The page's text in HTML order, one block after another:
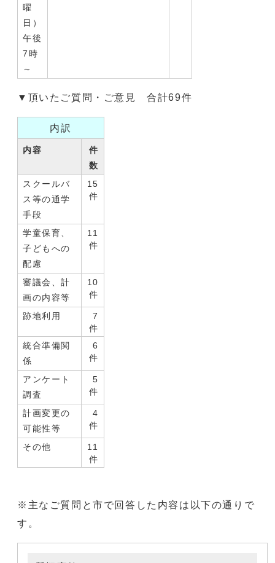
曜
日）
午後
7時
～
▼頂いたご質問・ご意見 合計69件
内訳
内容
件
数
スクールバ
ス等の通学
手段
15
件
学童保育、
子どもへの
配慮
11
件
審議会、計
画の内容等
10
件
跡地利用
7
件
統合準備関
係
6
件
アンケート
調査
5
件
計画変更の
可能性等
4
件
その他
11
件
※主なご質問と市で回答した内容は以下の通りで
す。